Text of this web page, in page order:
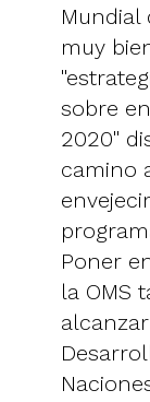
Mundial
muy
sobre
2020"
camino
Poner
la OMS